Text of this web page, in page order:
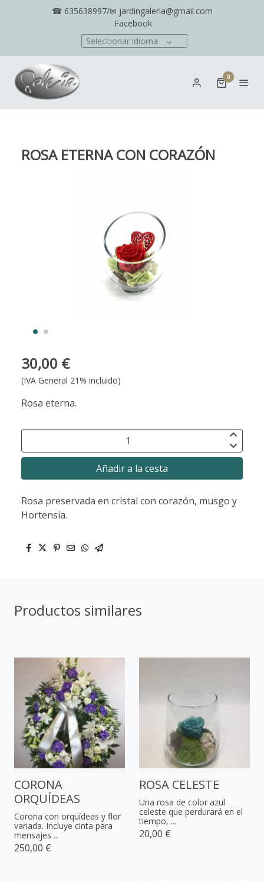
☎ 635638997/✉ jardingaleria@gmail.com
Facebook
Seleccionar idioma
0
ROSA ETERNA CON CORAZÓN
30,00 €
(IVA General 21% incluido)
Rosa eterna.
Añadir a la cesta
Rosa preservada en cristal con corazón, musgo y
Hortensia.
Productos similares
CORONA
ORQUÍDEAS
Corona con orquídeas y flor
variada. Incluye cinta para
mensajes ...
250,00 €
ROSA CELESTE
Una rosa de color azul
celeste que perdurará en el
tiempo, ...
20,00 €